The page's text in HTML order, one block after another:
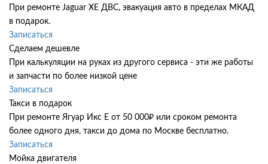
При ремонте Jaguar XE ДВС, эвакуация авто в пределах МКАД
в подарок.
Записаться
Сделаем дешевле
При калькуляции на руках из другого сервиса - эти же работы
и запчасти по более низкой цене
Записаться
Такси в подарок
При ремонте Ягуар Икс Е от 50 000₽ или сроком ремонта
более одного дня, такси до дома по Москве бесплатно.
Записаться
Мойка двигателя